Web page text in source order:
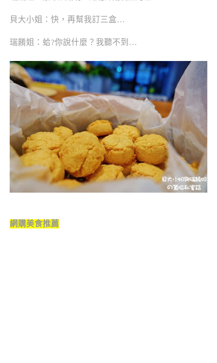
貝大小姐：快，再幫我訂三盒…
瑞餚姐：蛤?你說什麼？我聽不到…
網購美食推薦